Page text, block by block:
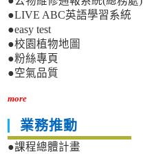
●LIVE ABC英語學習系統
●easy test
●校園植物地圖
●粉絲專頁
●空氣品質
more
業務推動
●課程總體計畫